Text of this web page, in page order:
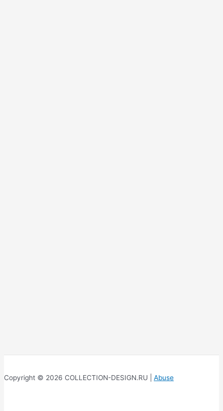
Copyright © 2026 COLLECTION-DESIGN.RU | Abuse